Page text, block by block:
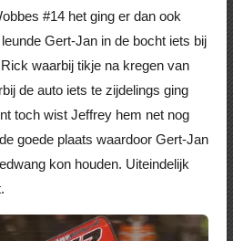
#14 het ging er dan ook
Gert-Jan in de bocht iets bij
waarbij tikje na kregen van
de auto iets te zijdelings ging
toch wist Jeffrey hem net nog
goede plaats waardoor Gert-Jan
kon houden. Uiteindelijk